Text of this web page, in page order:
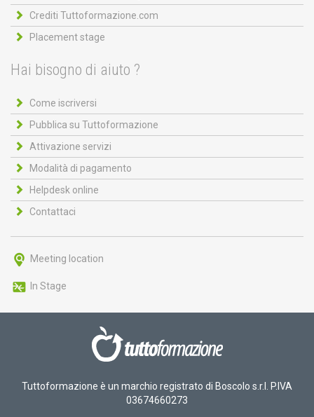
Crediti Tuttoformazione.com
Placement stage
Hai bisogno di aiuto ?
Come iscriversi
Pubblica su Tuttoformazione
Attivazione servizi
Modalità di pagamento
Helpdesk online
Contattaci
Meeting location
In Stage
Tuttoformazione è un marchio registrato di Boscolo s.r.l. P.IVA
03674660273